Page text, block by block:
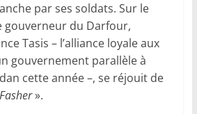
par ses soldats. Sur le
gouverneur du Darfour,
Tasis – l’alliance loyale aux
gouvernement parallèle à
cette année –, se réjouit de
».